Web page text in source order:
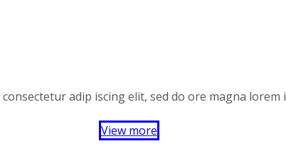
adip iscing elit, sed do ore magna lorem
View more